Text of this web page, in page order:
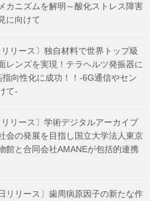
カニズムを解明～酸化ストレス障害
に向けて
リリース〕独自材料で世界トップ級
レンズを実現！テラヘルツ発振器に
向性化に成功！！-6G通信やセン
て-
リリース〕学術デジタルアーカイブ
会の発展を目指し国立大学法人東京
館と合同会社AMANEが包括的連携
リリース〕歯周病原因子の新たな作